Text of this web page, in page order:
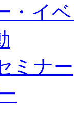
・イ
ミナー